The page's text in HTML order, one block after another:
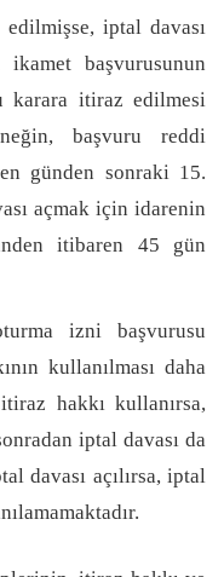
iptal davası
başvurusunun
itiraz edilmesi
başvuru reddi
günden sonraki 15.
açmak için idarenin
itibaren 45 gün
izni başvurusu
kullanılması daha
hakkı kullanırsa,
iptal davası da
davası açılırsa, iptal